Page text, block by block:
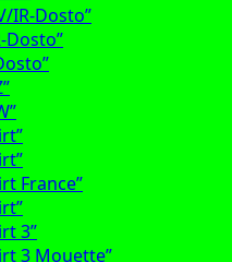
IR-Dosto”
Dosto”
France”
3”
3 Mouette”